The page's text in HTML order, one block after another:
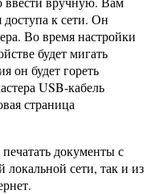
доступа к сети. Он
Во время настройки
будет мигать
он будет гореть
USB-кабель
страница
документы с
сети, так и из